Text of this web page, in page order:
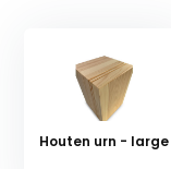
Houten urn - large